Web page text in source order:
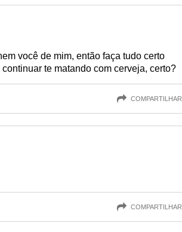
você de mim, então faça tudo certo
te matando com cerveja, certo?
COMPARTILHAR
COMPARTILHAR